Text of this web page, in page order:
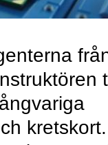
kretskort.